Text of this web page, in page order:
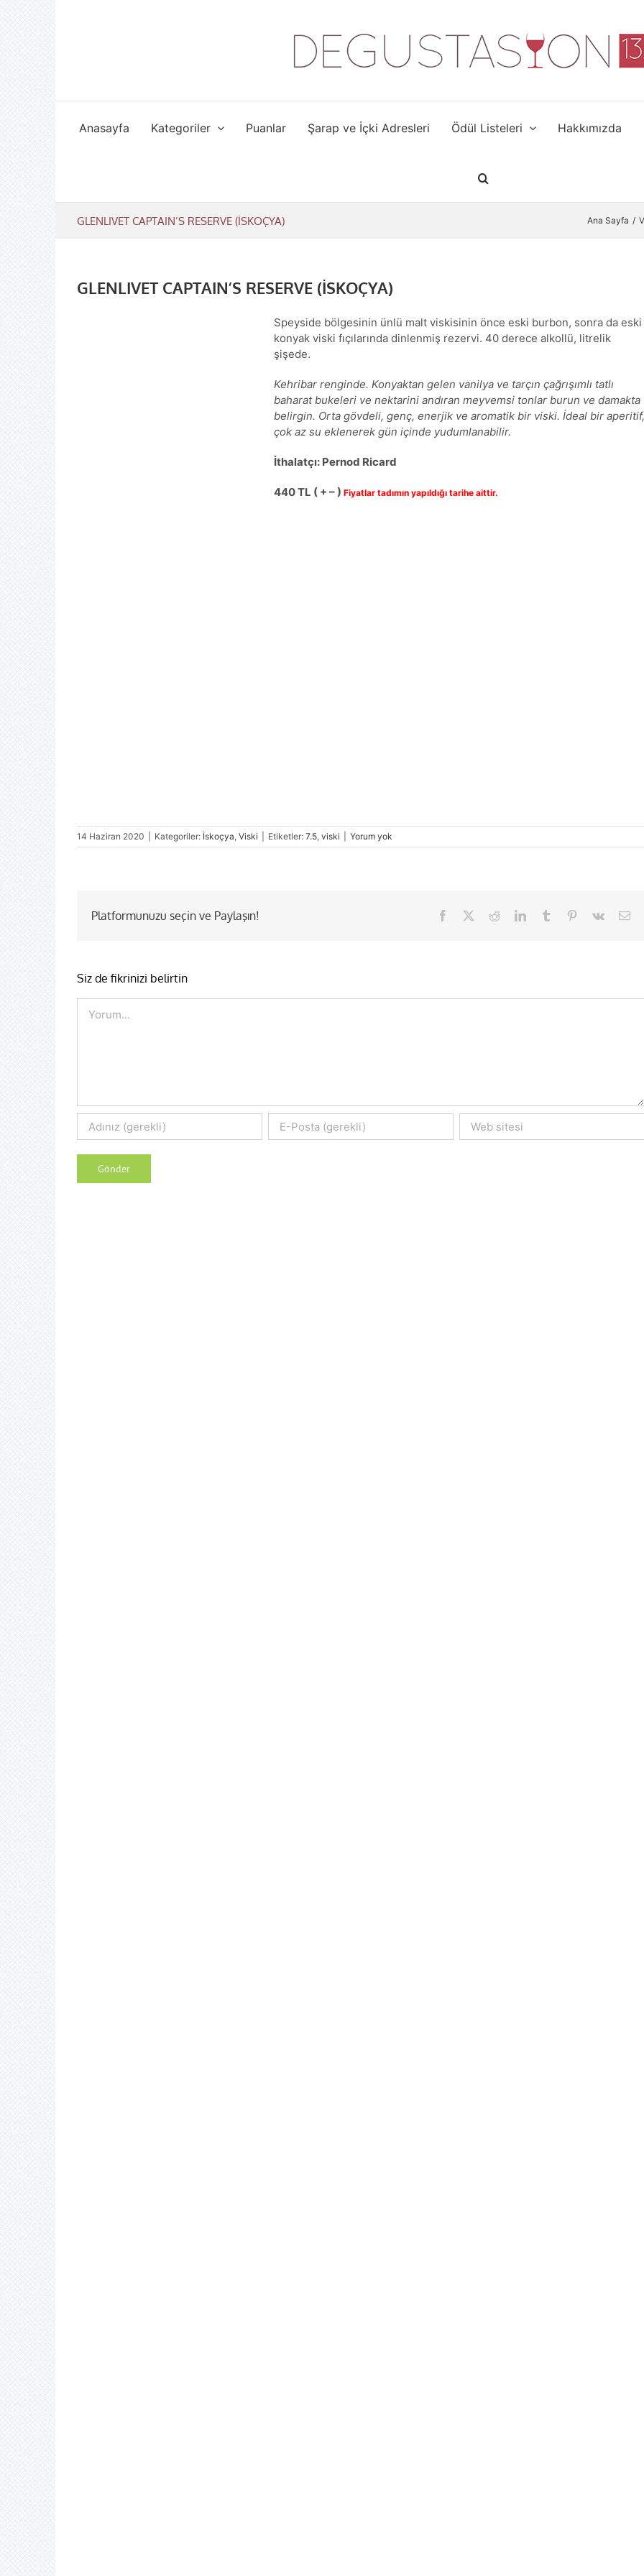
Anasayfa Kategoriler Puanlar Şarap ve İçki Adresleri Ödül Listeleri Hakkımızda
GLENLIVET CAPTAIN’S RESERVE (İSKOÇYA) Ana Sayfa
GLENLIVET CAPTAIN’S RESERVE (İSKOÇYA)
Speyside bölgesinin ünlü malt viskisinin önce eski burbon, sonra da eski
konyak viski fıçılarında dinlenmiş rezervi. 40 derece alkollü, litrelik
şişede.
Kehribar renginde. Konyaktan gelen vanilya ve tarçın çağrışımlı tatlı
baharat bukeleri ve nektarini andıran meyvemsi tonlar burun ve damakta
belirgin. Orta gövdeli, genç, enerjik ve aromatik bir viski. İdeal bir aperitif,
çok az su eklenerek gün içinde yudumlanabilir.
İthalatçı: Pernod Ricard
440 TL ( + – ) Fiyatlar tadımın yapıldığı tarihe aittir.
14 Haziran 2020 Kategoriler: İskoçya, Viski Etiketler: 7.5, viski Yorum yok
Platformunuzu seçin ve Paylaşın! Facebook RedditLinkedInTumblr Pinterest
Vk
E-
Siz de fikrinizi belirtin